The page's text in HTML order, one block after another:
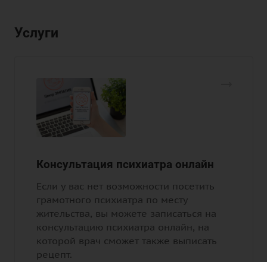
Услуги
Консультация психиатра онлайн
Если у вас нет возможности посетить
грамотного психиатра по месту
жительства, вы можете записаться на
консультацию психиатра онлайн, на
которой врач сможет также выписать
рецепт.